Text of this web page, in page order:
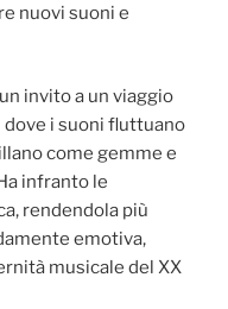
nuovi suoni e
invito a un viaggio
i suoni fluttuano
come gemme e
infranto le
rendendola più
emotiva,
musicale del XX